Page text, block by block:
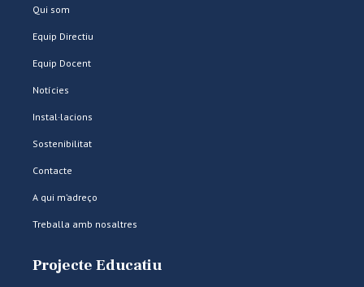
Qui som
Equip Directiu
Equip Docent
Notícies
Instal·lacions
Sostenibilitat
Contacte
A qui m’adreço
Treballa amb nosaltres
Projecte Educatiu